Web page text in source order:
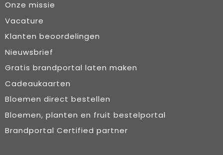
Onze missie
Vacature
Klanten beoordelingen
Nieuwsbrief
Gratis brandportal laten maken
Cadeaukaarten
Bloemen direct bestellen
Bloemen, planten en fruit bestelportal
Brandportal Certified partner